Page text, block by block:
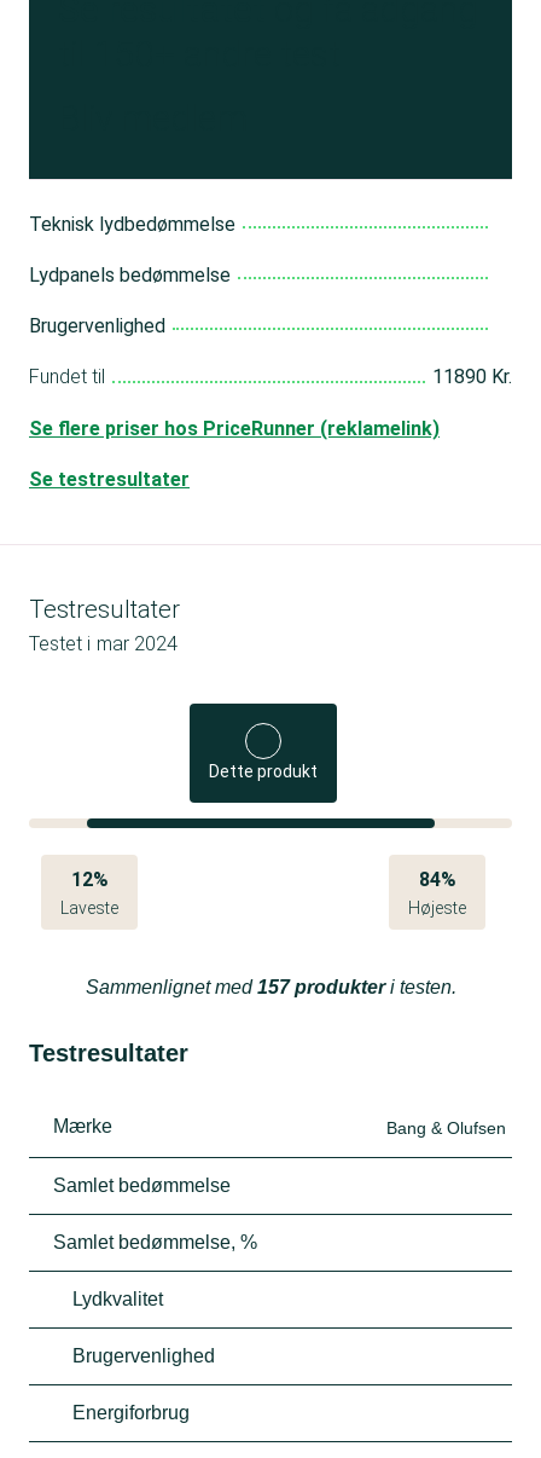
Teknisk lydbedømmelse
Lydpanels bedømmelse
Brugervenlighed
Fundet til 11890 Kr.
Se flere priser hos PriceRunner (reklamelink)
Se testresultater
Testresultater
Testet i mar 2024
Dette produkt
12%
Laveste
84%
Højeste
Sammenlignet med157 produkteri testen.
Testresultater
Mærke Bang & Olufsen
Samlet bedømmelse
Samlet bedømmelse, %
Lydkvalitet
Brugervenlighed
Energiforbrug